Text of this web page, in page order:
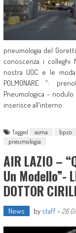
pneumologia del
conoscenza i colleghi
nostra UOC e le
POLMONARE ":
Pneumologica -
inserisce all'interno
Tagged asma bpco
pneumologia
AIR LAZIO –
Un Modello”-
DOTTOR
News by staff- 26